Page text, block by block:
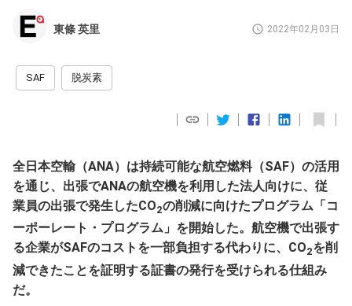
東條 英里 2022年02月03日
SAF 脱炭素
全日本空輸（ANA）は持続可能な航空燃料（SAF）の活用
を通じ、出張でANAの航空機を利用した法人向けに、従
業員の出張で発生したCO2の削減に向けたプログラム「コ
ーポーレート・プログラム」を開始した。航空機で出張す
る企業がSAFのコストを一部負担する代わりに、CO2を削
減できたことを証明する証書の発行を受けられる仕組み
だ。